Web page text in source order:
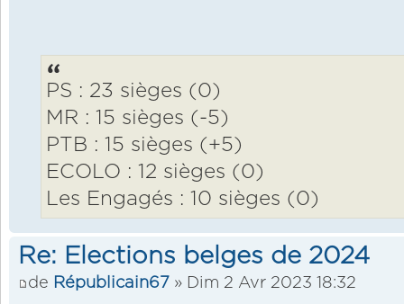
PS : 23 sièges (0)
MR : 15 sièges (-5)
PTB : 15 sièges (+5)
ECOLO : 12 sièges (0)
Les Engagés : 10 sièges (0)
Re: Elections belges de 2024
de Républicain67 » Dim 2 Avr 2023 18:32